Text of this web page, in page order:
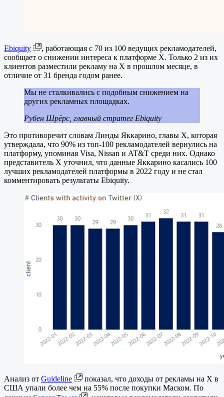
Ebiquity
, работающая с 70 из 100 ведущих рекламодателей,
сообщает о снижении интереса к платформе Х. Только 2 из их
клиентов разместили рекламу на X в прошлом месяце, в
отличие от 31 бренда годом ранее.
Мы не сталкивались с подобным снижением на
других рекламных площадках.
Рубен Шрёрс, главный стратег Ebiquity
Это противоречит словам Линды Яккарино, главы X, которая
утверждала, что 90% из топ-100 рекламодателей вернулись на
платформу, упоминая Visa, Nissan и AT&T среди них. Однако
представитель X уточнил, что данные Яккарино касались 100
лучших рекламодателей платформы в 2022 году и не стал
комментировать результаты Ebiquity.
Анализ от Guideline
показал, что доходы от рекламы на Х в
США упали более чем на 55% после покупки Маском. По